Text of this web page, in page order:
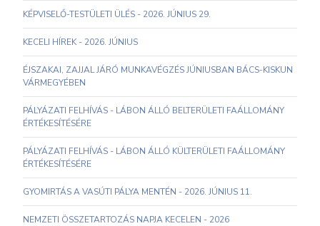
KÉPVISELŐ-TESTÜLETI ÜLÉS - 2026. JÚNIUS 29.
KECELI HÍREK - 2026. JÚNIUS
ÉJSZAKAI, ZAJJAL JÁRÓ MUNKAVÉGZÉS JÚNIUSBAN BÁCS-KISKUN
VÁRMEGYÉBEN
PÁLYÁZATI FELHÍVÁS - LÁBON ÁLLÓ BELTERÜLETI FAÁLLOMÁNY
ÉRTÉKESÍTÉSÉRE
PÁLYÁZATI FELHÍVÁS - LÁBON ÁLLÓ KÜLTERÜLETI FAÁLLOMÁNY
ÉRTÉKESÍTÉSÉRE
GYOMIRTÁS A VASÚTI PÁLYA MENTÉN - 2026. JÚNIUS 11.
NEMZETI ÖSSZETARTOZÁS NAPJA KECELEN - 2026